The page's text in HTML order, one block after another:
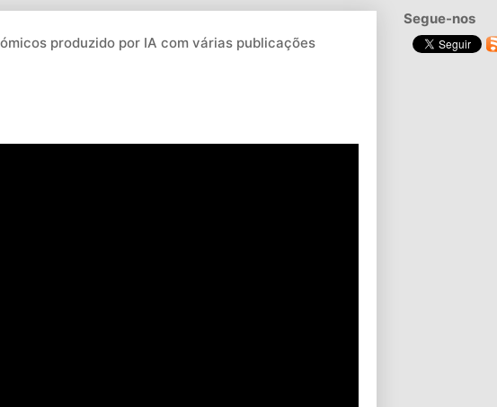
produzido por IA com várias publicações
Segue-nos